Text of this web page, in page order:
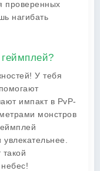
проверенных
нагибать
У тебя
импакт в PvP-
монстров